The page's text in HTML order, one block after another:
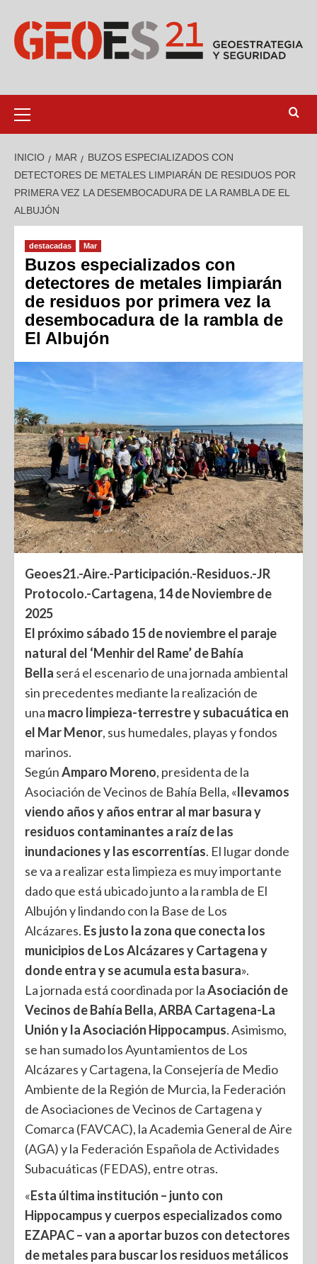
INICIO MAR
BUZOS ESPECIALIZADOS CON
DETECTORES DE METALES LIMPIARÁN DE RESIDUOS POR
PRIMERA VEZ LA DESEMBOCADURA DE LA RAMBLA DE EL
ALBUJÓN
destacadas Mar
Buzos especializados con
detectores de metales limpiarán
de residuos por primera vez la
desembocadura de la rambla de
El Albujón
Geoes21.-Aire.-Participación.-Residuos.-JR
Protocolo.-Cartagena, 14 de Noviembre de
2025
El próximo sábado 15 de noviembre el paraje
natural del ‘Menhir del Rame’ de Bahía
Bella será el escenario de una jornada ambiental
sin precedentes mediante la realización de
una macro limpieza-terrestre y subacuática en
el Mar Menor, sus humedales, playas y fondos
marinos.
SegúnAmparo Moreno, presidenta de la
Asociación de Vecinos de Bahía Bella, «llevamos
viendo años y años entrar al mar basura y
residuos contaminantes a raíz de las
inundaciones y las escorrentías. El lugar donde
se va a realizar esta limpieza es muy importante
dado que está ubicado junto a la rambla de El
Albujón y lindando con la Base de Los
Alcázares. Es justo la zona que conecta los
municipios de Los Alcázares y Cartagena y
donde entra y se acumula esta basura».
La jornada está coordinada por laAsociación de
Vecinos de Bahía Bella, ARBA Cartagena-La
Unión y la Asociación Hippocampus. Asimismo,
se han sumado los Ayuntamientos de Los
Alcázares y Cartagena, la Consejería de Medio
Ambiente de la Región de Murcia, la Federación
de Asociaciones de Vecinos de Cartagena y
Comarca (FAVCAC), la Academia General de Aire
(AGA) y la Federación Española de Actividades
Subacuáticas (FEDAS), entre otras.
«Esta última institución – junto con
Hippocampus y cuerpos especializados como
EZAPAC – van a aportar buzos con detectores
de metales para buscar los residuos metálicos